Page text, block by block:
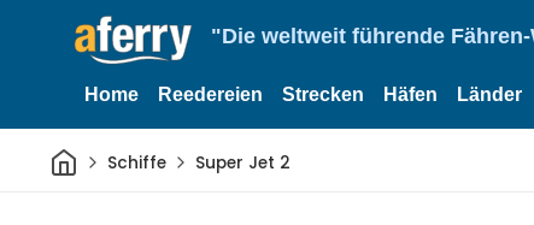
"Die weltweit führende
Home Reedereien Strecken Häfen Länder
HeimSchiffe Super Jet 2